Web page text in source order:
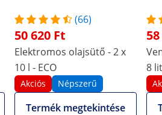
(66)
50 620 Ft
Elektromos olajsütő - 2 x
10 l - ECO
Akciós Népszerű
Termék megtekintése
8